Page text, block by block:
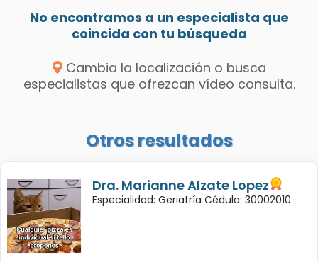
No encontramos a un especialista que
coincida con tu búsqueda
Cambia la localización o busca
especialistas que ofrezcan vídeo consulta.
Otros resultados
Dra. Marianne Alzate Lopez
Especialidad: Geriatría Cédula: 30002010